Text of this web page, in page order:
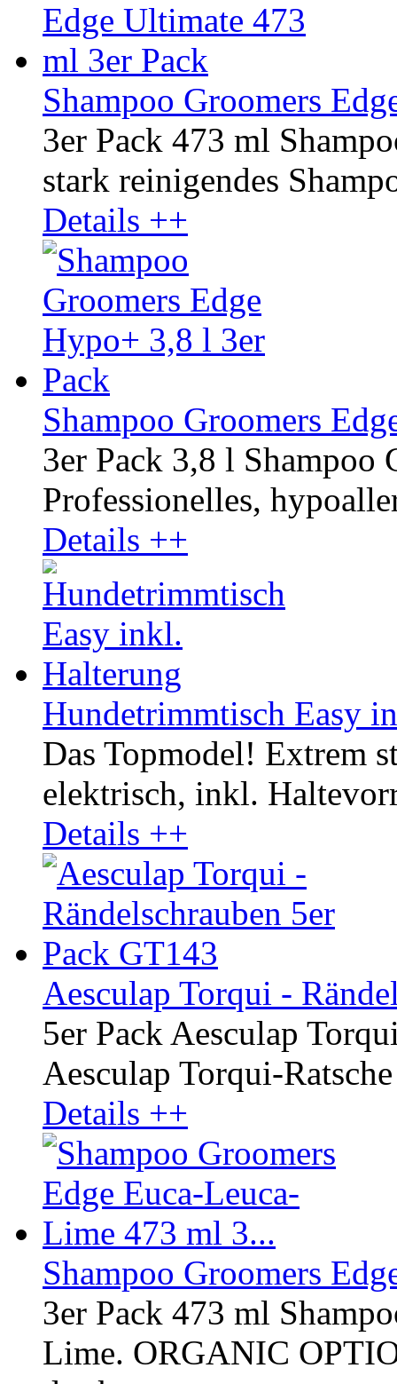
Shampoo Groomers
3er Pack 473 ml
stark reinigendes
Details ++
Shampoo Groomers
3er Pack 3,8 l Shampoo
Professionelles,
Details ++
Hundetrimmtisch Easy
Das Topmodel! Extrem
elektrisch, inkl.
Details ++
Aesculap Torqui -
5er Pack Aesculap
Aesculap Torqui-
Details ++
Shampoo Groomers
3er Pack 473 ml
Lime. ORGANIC